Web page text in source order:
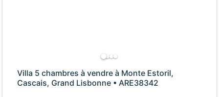
Villa 5 chambres à vendre à Monte Estoril,
Cascais, Grand Lisbonne • ARE38342